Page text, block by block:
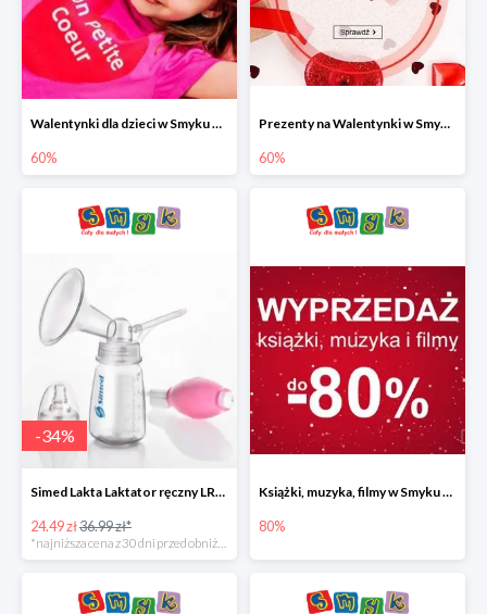
Walentynki dla dzieci w Smyku do -60%
60%
Prezenty na Walentynki w Smyku do -60%
60%
-34%
Simed Lakta Laktator ręczny LR-8 -34%
24.49 zł36.99 zł*
*najniższa cena z 30 dni przed obniżką
Książki, muzyka, filmy w Smyku do -80%
80%